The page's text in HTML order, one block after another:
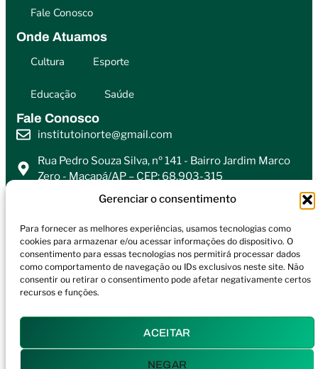
Gerenciar o consentimento
Para fornecer as melhores experiências, usamos tecnologias como
cookies para armazenar e/ou acessar informações do dispositivo. O
consentimento para essas tecnologias nos permitirá processar dados
como comportamento de navegação ou IDs exclusivos neste site. Não
consentir ou retirar o consentimento pode afetar negativamente certos
recursos e funções.
ACEITAR
NEGAR
Fale Conosco
Onde Atuamos
Cultura
Esporte
Educação
Saúde
Fale Conosco
institutoinorte@gmail.com
Rua Pedro Souza Silva, nº 141 - Bairro Jardim Marco
Zero - Macapá/AP – CEP: 68.903-315
Copyright ® 2025 - Todos os Direitos Reservados.